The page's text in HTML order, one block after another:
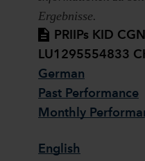
Ergebnisse.
PRIIPs KID
LU1295554833
German
Past Performance
Monthly
English